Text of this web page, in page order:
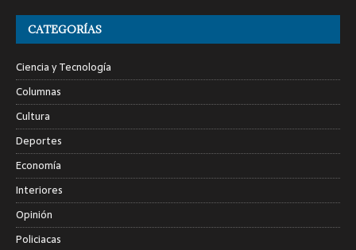
CATEGORÍAS
Ciencia y Tecnología
Columnas
Cultura
Deportes
Economía
Interiores
Opinión
Policiacas